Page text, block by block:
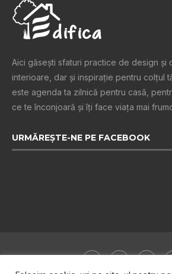
Aici găsești sfaturi practice de design şi
interioare, dar și inspiraţie pentru colţul
este agenda ta zilnică pentru casă,
ce te înconjoară şi îţi face viaţa mai
URMĂREȘTE-NE PE FACEBOOK